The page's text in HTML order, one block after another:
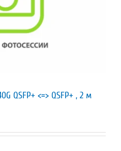
QSFP+ <=> QSFP+ , 2 м